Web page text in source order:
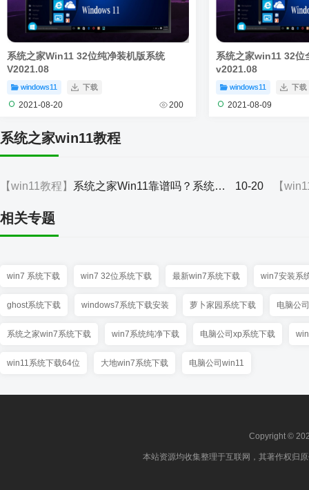
系统之家Win11 32位纯净装机版系统
V2021.08
windows11 下载
2021-08-20 200
系统之家win11 32位
v2021.08
windows11 下载
2021-08-09
系统之家win11教程
【win11教程】 系统之家Win11靠谱吗？系统之家Win11详情介绍 10-20 【
相关专题
win7 系统下载 win7 32位系统下载 最新win7系统下载 win7安装系
ghost系统下载 windows7系统下载安装 萝卜家园系统下载 电脑公
系统之家win7系统下载 win7系统纯净下载 电脑公司xp系统下载
win11系统下载64位 大地win7系统下载 电脑公司win11
Copyright ©
本站资源均收集整理于互联网，其著作权归